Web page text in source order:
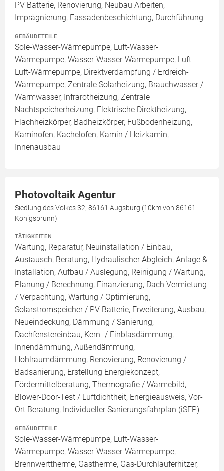
PV Batterie, Renovierung, Neubau Arbeiten,
Imprägnierung, Fassadenbeschichtung, Durchführung
GEBÄUDETEILE
Sole-Wasser-Wärmepumpe, Luft-Wasser-
Wärmepumpe, Wasser-Wasser-Wärmepumpe, Luft-
Luft-Wärmepumpe, Direktverdampfung / Erdreich-
Wärmepumpe, Zentrale Solarheizung, Brauchwasser /
Warmwasser, Infrarotheizung, Zentrale
Nachtspeicherheizung, Elektrische Direktheizung,
Flachheizkörper, Badheizkörper, Fußbodenheizung,
Kaminofen, Kachelofen, Kamin / Heizkamin,
Innenausbau
Photovoltaik Agentur
Siedlung des Volkes 32, 86161 Augsburg (10km von 86161
Königsbrunn)
TÄTIGKEITEN
Wartung, Reparatur, Neuinstallation / Einbau,
Austausch, Beratung, Hydraulischer Abgleich, Anlage &
Installation, Aufbau / Auslegung, Reinigung / Wartung,
Planung / Berechnung, Finanzierung, Dach Vermietung
/ Verpachtung, Wartung / Optimierung,
Solarstromspeicher / PV Batterie, Erweiterung, Ausbau,
Neueindeckung, Dämmung / Sanierung,
Dachfenstereinbau, Kern- / Einblasdämmung,
Innendämmung, Außendämmung,
Hohlraumdämmung, Renovierung, Renovierung /
Badsanierung, Erstellung Energiekonzept,
Fördermittelberatung, Thermografie / Wärmebild,
Blower-Door-Test / Luftdichtheit, Energieausweis, Vor-
Ort Beratung, Individueller Sanierungsfahrplan (iSFP)
GEBÄUDETEILE
Sole-Wasser-Wärmepumpe, Luft-Wasser-
Wärmepumpe, Wasser-Wasser-Wärmepumpe,
Brennwerttherme, Gastherme, Gas-Durchlauferhitzer,